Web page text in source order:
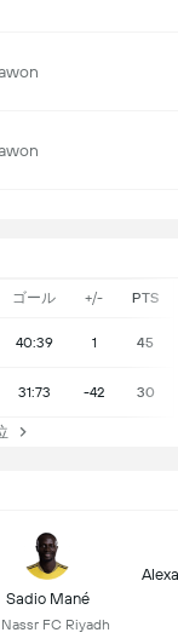
ゴール +/- PTS
40:39 1 45
31:73 -42 30
Sadio Mané
FC Riyadh